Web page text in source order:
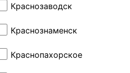
Краснозаводск
Краснознаменск
Краснопахорское